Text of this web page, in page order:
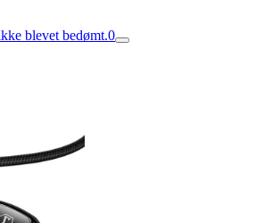
blevet bedømt.0